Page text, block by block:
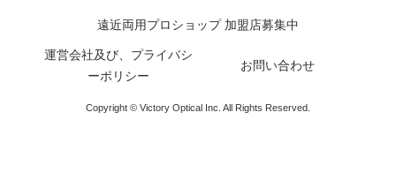
遠近両用プロショップ 加盟店募集中
運営会社及び、プライバシ
ーポリシー
お問い合わせ
Copyright © Victory Optical Inc. All Rights Reserved.